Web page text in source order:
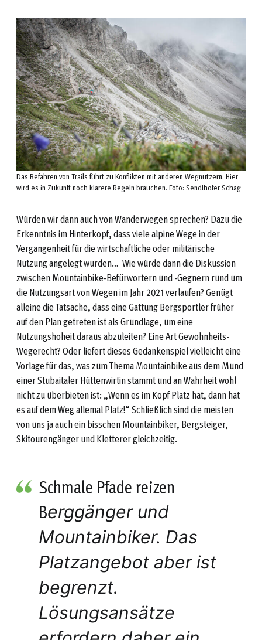
Das Befahren von Trails führt zu Konflikten mit anderen Wegnutzern. Hier
wird es in Zukunft noch klarere Regeln brauchen. Foto: Sendlhofer Schag
Würden wir dann auch von Wanderwegen sprechen? Dazu die
Erkenntnis im Hinterkopf, dass viele alpine Wege in der
Vergangenheit für die wirtschaftliche oder militärische
Nutzung angelegt wurden… Wie würde dann die Diskussion
zwischen Mountainbike-Befürwortern und -Gegnern rund um
die Nutzungsart von Wegen im Jahr 2021 verlaufen? Genügt
alleine die Tatsache, dass eine Gattung Bergsportler früher
auf den Plan getreten ist als Grundlage, um eine
Nutzungshoheit daraus abzuleiten? Eine Art Gewohnheits-
Wegerecht? Oder liefert dieses Gedankenspiel vielleicht eine
Vorlage für das, was zum Thema Mountainbike aus dem Mund
einer Stubaitaler Hüttenwirtin stammt und an Wahrheit wohl
nicht zu überbieten ist: „Wenn es im Kopf Platz hat, dann hat
es auf dem Weg allemal Platz!“ Schließlich sind die meisten
von uns ja auch ein bisschen Mountainbiker, Bergsteiger,
Skitourengänger und Kletterer gleichzeitig.
Schmale Pfade reizen
Berggänger und
Mountainbiker. Das
Platzangebot aber ist
begrenzt.
Lösungsansätze